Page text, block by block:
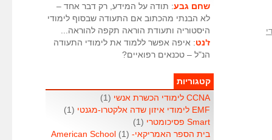
שחם גבע: תודה על המידע, רק דבר אחד –
לא הבנתי מהכתוב אם התעודה שבסוף לימודי
היסטוריה ותעודת הוראה תקפה להוראה...
ז'נט: איפה אפשר ללמוד את לימודי התעודה
הנ"ל – טכנאים רפואיים?
קטגוריות
CCNA לימודי הכשרת אנשי
(1)
EMF לימודי איזון שדה אלקטרו-מגנטי
(1)
Smart פסיכומטרי
(1)
בית הספר האמריקאי- American School (1)